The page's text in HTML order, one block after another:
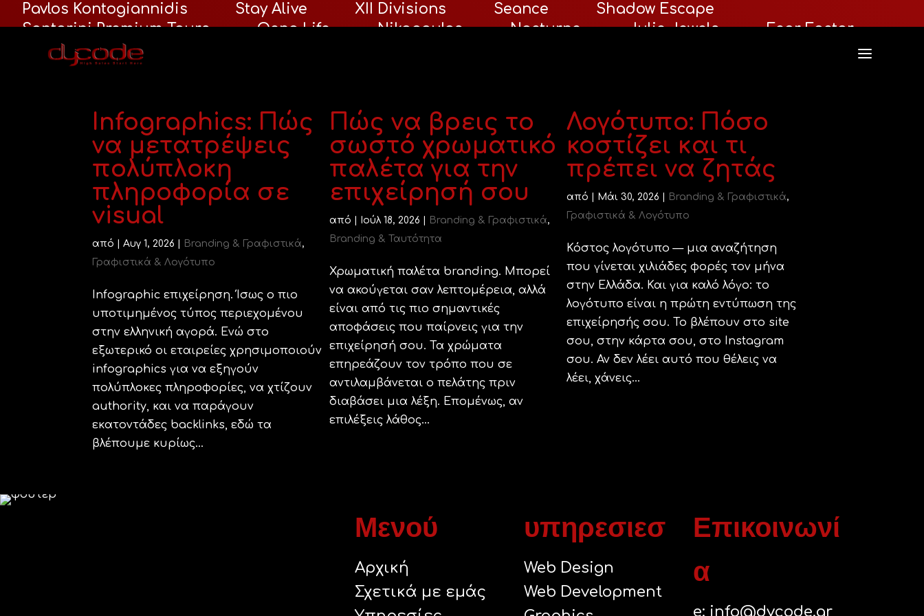
Infographics: Πώς
να μετατρέψεις
πολύπλοκη
πληροφορία σε
visual
από |Αυγ 1, 2026 Branding & Γραφιστικά,
Γραφιστικά & Λογότυπο
Infographic επιχείρηση. Ίσως ο πιο
υποτιμημένος τύπος περιεχομένου
στην ελληνική αγορά. Ενώ στο
εξωτερικό οι εταιρείες χρησιμοποιούν
infographics για να εξηγούν
πολύπλοκες πληροφορίες, να χτίζουν
authority, και να παράγουν
εκατοντάδες backlinks, εδώ τα
βλέπουμε κυρίως...
Πώς να βρεις το
σωστό χρωματικό
παλέτα για την
επιχείρησή σου
από Ιούλ 18, 2026 Branding & Γραφιστικά,
Branding & Ταυτότητα
Χρωματική παλέτα branding. Μπορεί
να ακούγεται σαν λεπτομέρεια, αλλά
είναι από τις πιο σημαντικές
αποφάσεις που παίρνεις για την
επιχείρησή σου. Τα χρώματα
επηρεάζουν τον τρόπο που σε
αντιλαμβάνεται ο πελάτης πριν
διαβάσει μια λέξη. Επομένως, αν
επιλέξεις λάθος...
Λογότυπο: Πόσο
κοστίζει και τι
πρέπει να ζητάς
από Μάι 30, 2026 Branding & Γραφιστικά,
Γραφιστικά & Λογότυπο
Κόστος λογότυπο — μια αναζήτηση
που γίνεται χιλιάδες φορές τον μήνα
στην Ελλάδα. Και για καλό λόγο: το
λογότυπο είναι η πρώτη εντύπωση της
επιχείρησής σου. Το βλέπουν στο site
σου, στην κάρτα σου, στο Instagram
σου. Αν δεν λέει αυτό που θέλεις να
λέει, χάνεις...
Μενού
Αρχική
Σχετικά με εμάς
υπηρεσιεσ
Web Design
Web Development
Επικοινωνί
α
e: info@dycode.gr
Pavlos Kontogiannidis Stay Alive XII Divisions Seance
Shadow Escape
Santorini Premium Tours
Oeno Life Nikopoulos Nocturne Julie Jewels
Fear Factor
Fortis Fortuna Adiuvat